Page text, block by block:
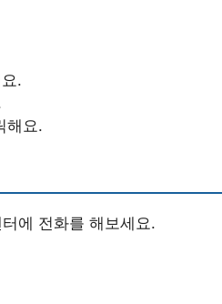
.
해요.
에 전화를 해보세요.